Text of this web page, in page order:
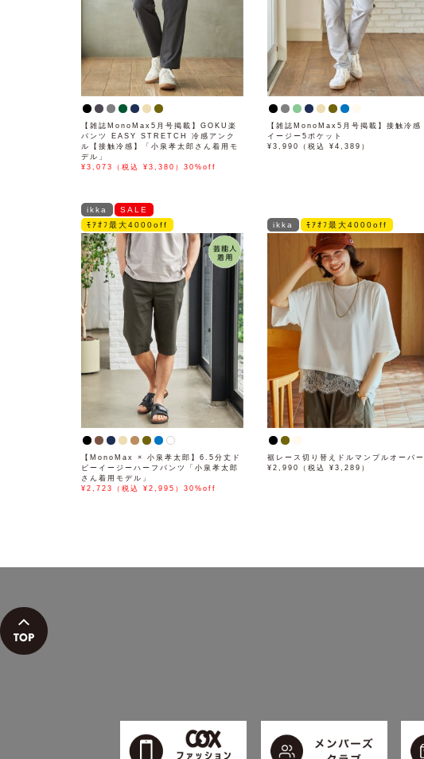
【雑誌MonoMax5月号掲載】GOKU楽
パンツ EASY STRETCH 冷感アンク
ル【接触冷感】「小泉孝太郎さん着用モ
デル」
¥3,073（税込 ¥3,380）30%off
【雑誌MonoMax5月号掲載】接触冷感
イージー5ポケット
¥3,990（税込 ¥4,389）
ikka
SALE
ﾓｱｵﾌ最大4000off
【MonoMax × 小泉孝太郎】6.5分丈ド
ビーイージーハーフパンツ「小泉孝太郎
さん着用モデル」
¥2,723（税込 ¥2,995）30%off
ikka ﾓｱｵﾌ最大4000off
裾レース切り替えドルマンプルオーバー
¥2,990（税込 ¥3,289）